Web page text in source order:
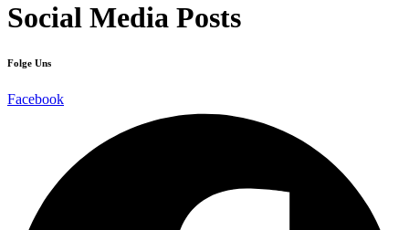
Social Media Posts
Folge Uns
Facebook